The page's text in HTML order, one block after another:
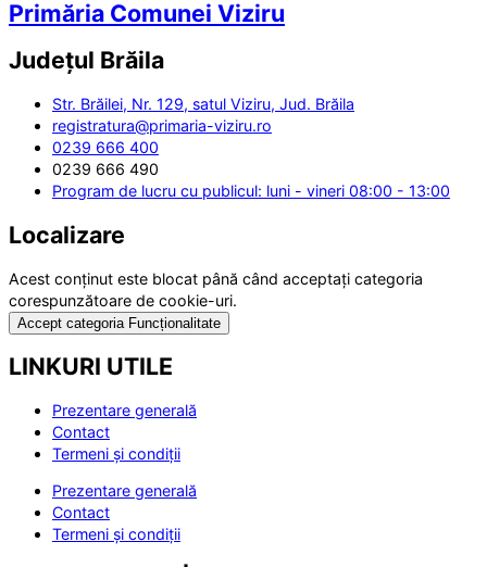
Primăria Comunei Viziru
Județul Brăila
Str. Brăilei, Nr. 129, satul Viziru, Jud. Brăila
registratura@primaria-viziru.ro
0239 666 400
0239 666 490
Program de lucru cu publicul: luni - vineri 08:00 - 13:00
Localizare
Acest conținut este blocat până când acceptați categoria
corespunzătoare de cookie-uri.
Accept categoria Funcționalitate
LINKURI UTILE
Prezentare generală
Contact
Termeni și condiții
Prezentare generală
Contact
Termeni și condiții